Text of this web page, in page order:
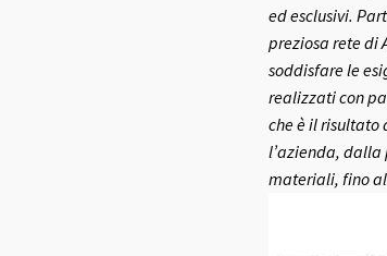
ed esclusivi.
preziosa rete di
soddisfare le
realizzati con
che è il risultato
l’azienda,
materiali, fino